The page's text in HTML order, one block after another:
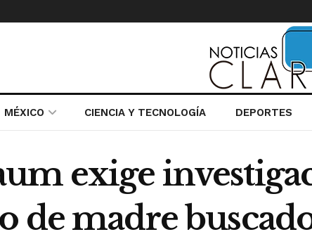
MÉXICO CIENCIA Y TECNOLOGÍA DEPORTES
exige
de madre